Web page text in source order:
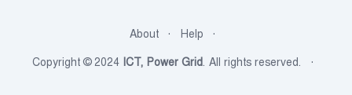
About
Help
Copyright © 2024 ICT, Power Grid. All rights reserved.